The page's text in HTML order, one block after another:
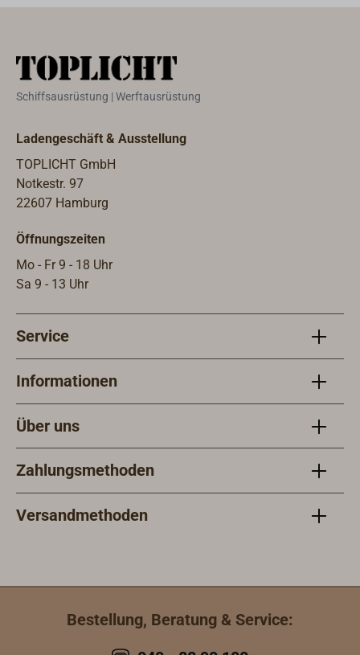
Schiffsausrüstung | Werftausrüstung
Ladengeschäft & Ausstellung
TOPLICHT GmbH
Notkestr. 97
22607 Hamburg
Öffnungszeiten
Mo - Fr 9 - 18 Uhr
Sa 9 - 13 Uhr
Service
Informationen
Über uns
Zahlungsmethoden
Versandmethoden
Bestellung, Beratung & Service: